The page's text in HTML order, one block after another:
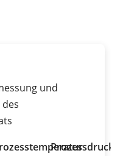
und
Prozessdruck